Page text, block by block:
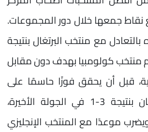
نقاط جمعها خلال دور المجموعات.
مع منتخب البرتغال بنتيجة
منتخب كولومبيا بهدف دون مقابل
قبل أن يحقق فوزًا حاسمًا على
منتخب أوزبكستان بنتيجة 3-1 في الجولة الأخيرة،
موعدًا مع المنتخب الإنجليزي